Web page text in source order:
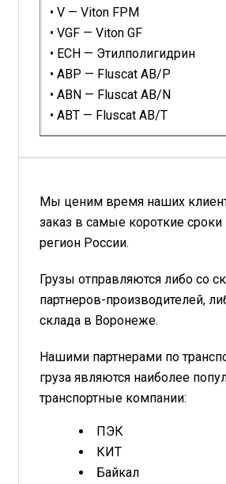
• V — Viton FPM
• VGF — Viton GF
• ECH — Этилполигидрин
• ABP — Fluscat AB/P
• ABN — Fluscat AB/N
• ABT — Fluscat AB/T
Мы ценим время наших
заказ в самые короткие
регион России.
Грузы отправляются либо со
партнеров-производителей,
склада в Воронеже.
Нашими партнерами по
груза являются наиболее
транспортные компании:
ПЭК
КИТ
Байкал